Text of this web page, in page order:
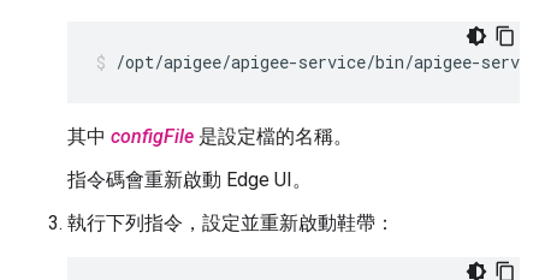
/opt/apigee/apigee-service/bin/apigee-
其中 configFile 是設定檔的名稱。
指令碼會重新啟動 Edge UI。
執行下列指令，設定並重新啟動鞋帶：